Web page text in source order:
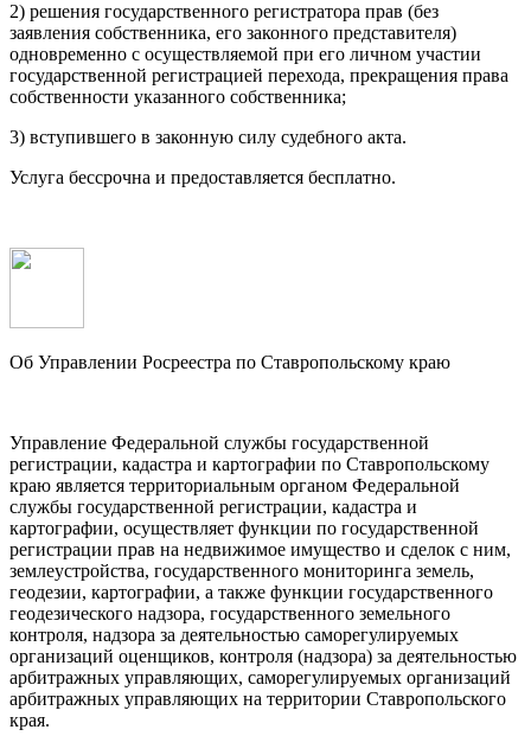
2) решения государственного регистратора прав (без
заявления собственника, его законного представителя)
одновременно с осуществляемой при его личном участии
государственной регистрацией перехода, прекращения права
собственности указанного собственника;
3) вступившего в законную силу судебного акта.
Услуга бессрочна и предоставляется бесплатно.
Об Управлении Росреестра по Ставропольскому краю
Управление Федеральной службы государственной
регистрации, кадастра и картографии по Ставропольскому
краю является территориальным органом Федеральной
службы государственной регистрации, кадастра и
картографии, осуществляет функции по государственной
регистрации прав на недвижимое имущество и сделок с ним,
землеустройства, государственного мониторинга земель,
геодезии, картографии, а также функции государственного
геодезического надзора, государственного земельного
контроля, надзора за деятельностью саморегулируемых
организаций оценщиков, контроля (надзора) за деятельностью
арбитражных управляющих, саморегулируемых организаций
арбитражных управляющих на территории Ставропольского
края.